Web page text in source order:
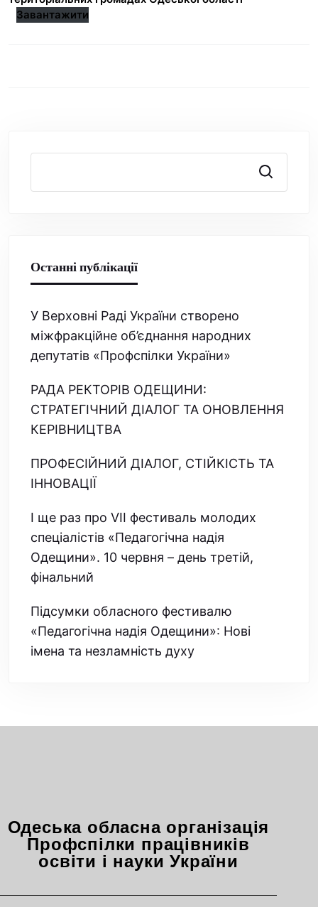
Завантажити
Пошук
Останні публікації
У Верховні Раді України створено
міжфракційне об’єднання народних
депутатів «Профспілки України»
РАДА РЕКТОРІВ ОДЕЩИНИ:
СТРАТЕГІЧНИЙ ДІАЛОГ ТА ОНОВЛЕННЯ
КЕРІВНИЦТВА
ПРОФЕСІЙНИЙ ДІАЛОГ, СТІЙКІСТЬ ТА
ІННОВАЦІЇ
І ще раз про VІІ фестиваль молодих
спеціалістів «Педагогічна надія
Одещини». 10 червня – день третій,
фінальний
Підсумки обласного фестивалю
«Педагогічна надія Одещини»: Нові
імена та незламність духу
Одеська обласна організація
Профспілки працівників
освіти і науки України